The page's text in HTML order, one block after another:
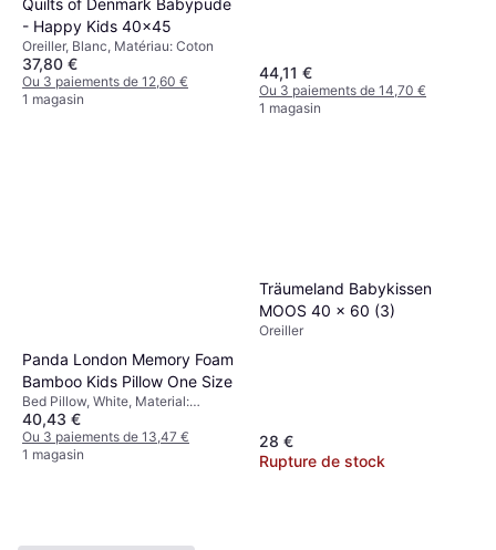
Quilts of Denmark Babypude
- Happy Kids 40x45
Oreiller, Blanc, Matériau: Coton
37,80 €
Ou 3 paiements de 12,60 €
1 magasin
44,11 €
Ou 3 paiements de 14,70 €
1 magasin
Panda London Memory Foam
Bamboo Kids Pillow One Size
Bed Pillow, White, Material:
Bamboo
40,43 €
Ou 3 paiements de 13,47 €
1 magasin
Träumeland Babykissen
MOOS 40 x 60 (3)
Oreiller
28 €
Rupture de stock